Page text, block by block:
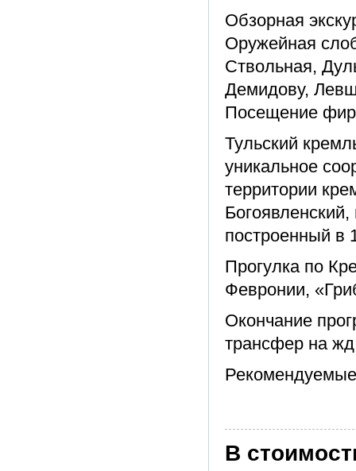
Обзорная
Оружейная
Ствольная,
Демидову,
Посещение
Тульский
уникальное
территории
построенный в
Прогулка по
Февронии,
Окончание
трансфер на
В